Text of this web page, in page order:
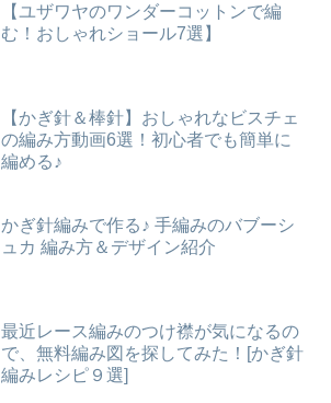
【ユザワヤのワンダーコットンで編
む！おしゃれショール7選】
【かぎ針＆棒針】おしゃれなビスチェ
の編み方動画6選！初心者でも簡単に
編める♪
かぎ針編みで作る♪ 手編みのバブーシ
ュカ 編み方＆デザイン紹介
最近レース編みのつけ襟が気になるの
で、無料編み図を探してみた！[かぎ針
編みレシピ９選]